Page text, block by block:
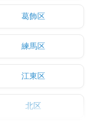
葛飾区
練馬区
江東区
北区